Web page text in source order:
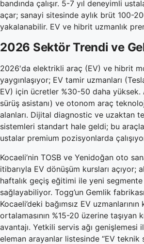
bandında çalışır. 5-7 yıl deneyimli
açar; sanayi sitesinde aylık brüt 100-
yakalanabilir. EV ve hibrit uzmanlık
2026 Sektör Trendi ve
2026'da elektrikli araç (EV) ve hibrit
yaygınlaşıyor; EV tamir uzmanları
EV) için ücretler %30-50 daha yüksek.
sürüş asistanı) ve otonom araç
alanları. Dijital diagnostic ve uzaktan
sistemleri standart hale geldi; bu
ustalar premium pozisyonlarda
Kocaeli’nin TOSB ve Yenidoğan oto
itibarıyla EV dönüşüm kursları açıyor;
haftalık geçiş eğitimi ile yeni
sağlayabiliyor. Togg’un Gemlik
Kocaeli’deki bağımsız EV uzmanlarının
ortalamasının %15-20 üzerine
avantajı. Yetkili servis ağı genişlemesi
eleman arayanlar listesinde “EV teknik